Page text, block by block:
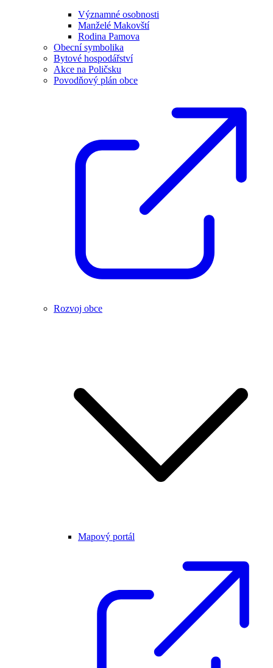
Významné osobnosti
Manželé Makovští
Rodina Pamova
Obecní symbolika
Bytové hospodářství
Akce na Poličsku
Povodňový plán obce
Rozvoj obce
Mapový portál